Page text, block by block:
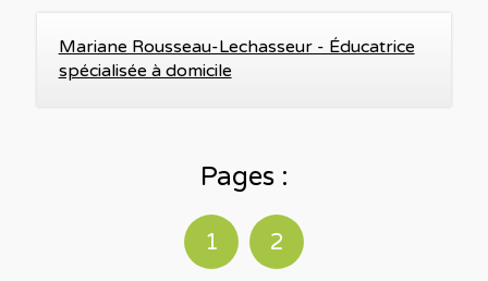
Mariane Rousseau-Lechasseur - Éducatrice
spécialisée à domicile
Pages :
1 2